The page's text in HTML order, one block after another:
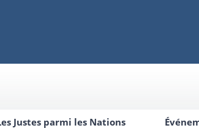
Justes parmi les Nations